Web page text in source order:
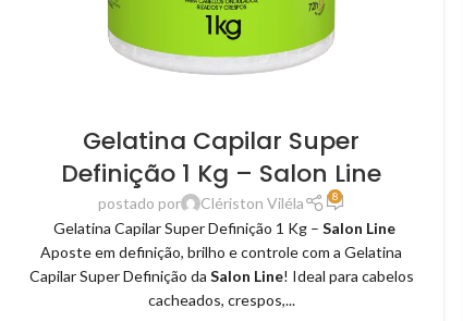
Gelatina Capilar Super
Definição 1 Kg – Salon Line
postado por Clériston Viléla 8
Gelatina Capilar Super Definição 1 Kg –Salon Line
Aposte em definição, brilho e controle com a Gelatina
Capilar Super Definição da Salon Line! Ideal para cabelos
cacheados, crespos,...